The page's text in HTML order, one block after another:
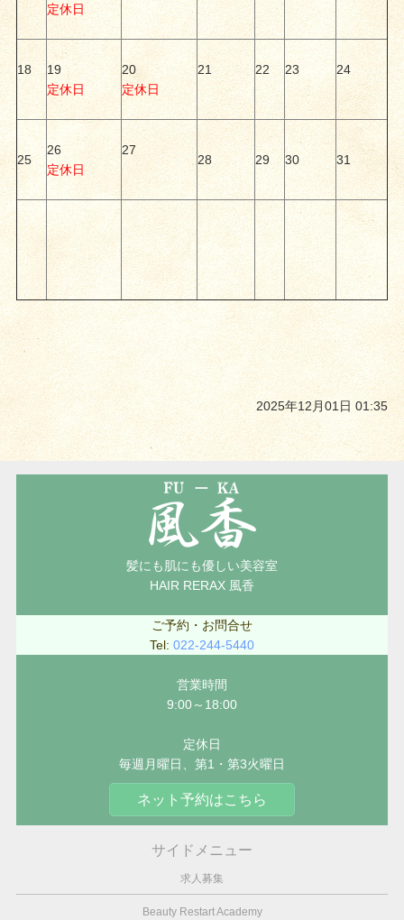
定休日
18
19
定休日
20
定休日
21 22 23 24
25
26
定休日
27
28 29 30 31
2025年12月01日 01:35
髪にも肌にも優しい美容室
HAIR RERAX 風香
ご予約・お問合せ
Tel: 022-244-5440
営業時間
9:00～18:00
定休日
毎週月曜日、第1・第3火曜日
ネット予約はこちら
サイドメニュー
求人募集
Beauty Restart Academy